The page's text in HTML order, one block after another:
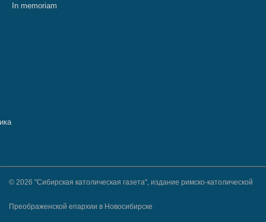
In memoriam
© 2026 "Сибирская католическая газета", издание римско-католической
Преображенской епархии в Новосибирске